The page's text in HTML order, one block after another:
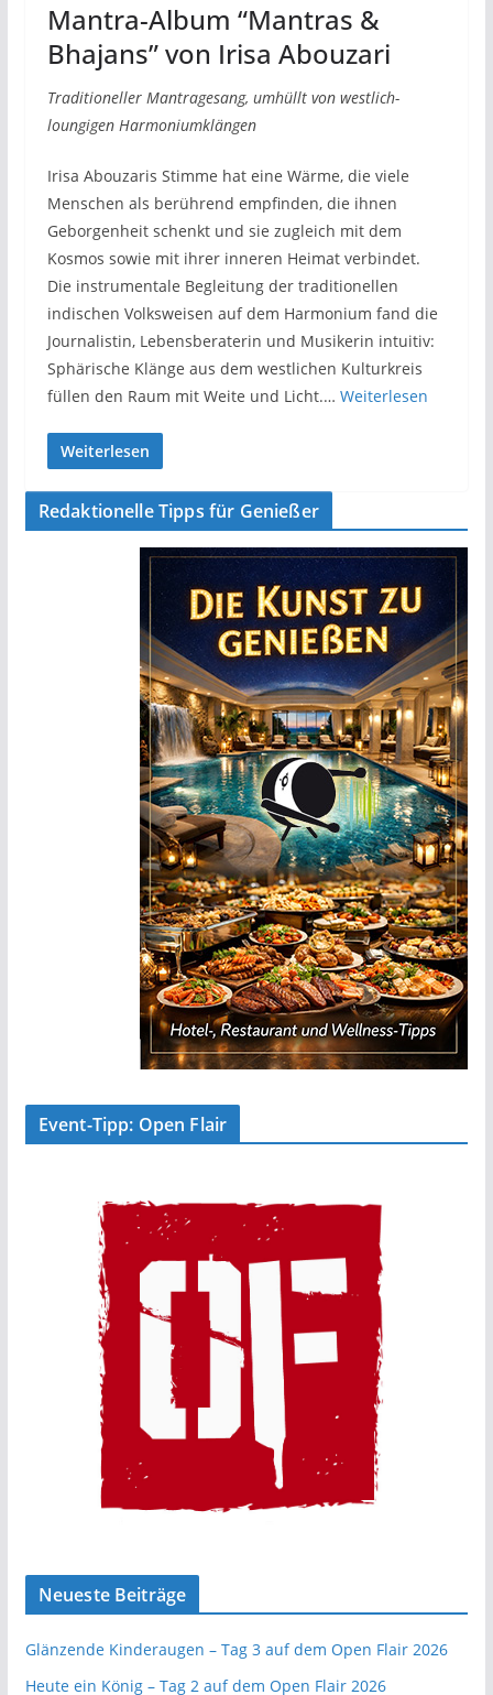
Mantra-Album “Mantras &
Bhajans” von Irisa Abouzari
Traditioneller Mantragesang, umhüllt von westlich-
loungigen Harmoniumklängen
Irisa Abouzaris Stimme hat eine Wärme, die viele
Menschen als berührend empfinden, die ihnen
Geborgenheit schenkt und sie zugleich mit dem
Kosmos sowie mit ihrer inneren Heimat verbindet.
Die instrumentale Begleitung der traditionellen
indischen Volksweisen auf dem Harmonium fand die
Journalistin, Lebensberaterin und Musikerin intuitiv:
Sphärische Klänge aus dem westlichen Kulturkreis
füllen den Raum mit Weite und Licht.… Weiterlesen
Weiterlesen
Redaktionelle Tipps für Genießer
Event-Tipp: Open Flair
Neueste Beiträge
Glänzende Kinderaugen – Tag 3 auf dem Open Flair 2026
Heute ein König – Tag 2 auf dem Open Flair 2026